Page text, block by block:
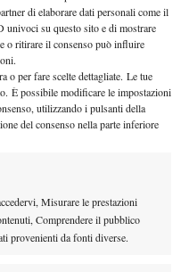
di elaborare dati personali come il
univoci su questo sito e di mostrare
o ritirare il consenso può influire
o per fare scelte dettagliate. Le tue
È possibile modificare le impostazioni
utilizzando i pulsanti della
del consenso nella parte inferiore
Misurare le prestazioni
Comprendere il pubblico
provenienti da fonti diverse.
)